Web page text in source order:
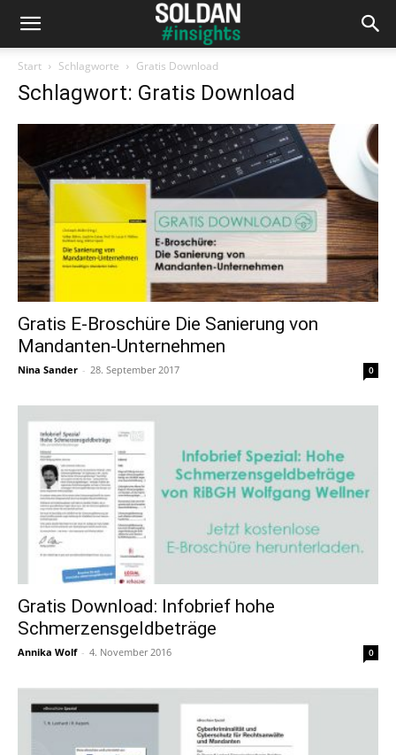
Start Schlagworte Gratis Download
Schlagwort: Gratis Download
Gratis E-Broschüre Die Sanierung von
Mandanten-Unternehmen
Nina Sander - 28. September 2017 0
Gratis Download: Infobrief hohe
Schmerzensgeldbeträge
Annika Wolf - 4. November 2016 0